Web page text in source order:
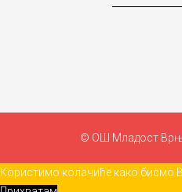
© ОШ Младост
Користимо колачиће како бисмо